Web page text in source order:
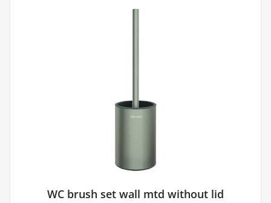
WC brush set wall mtd without lid